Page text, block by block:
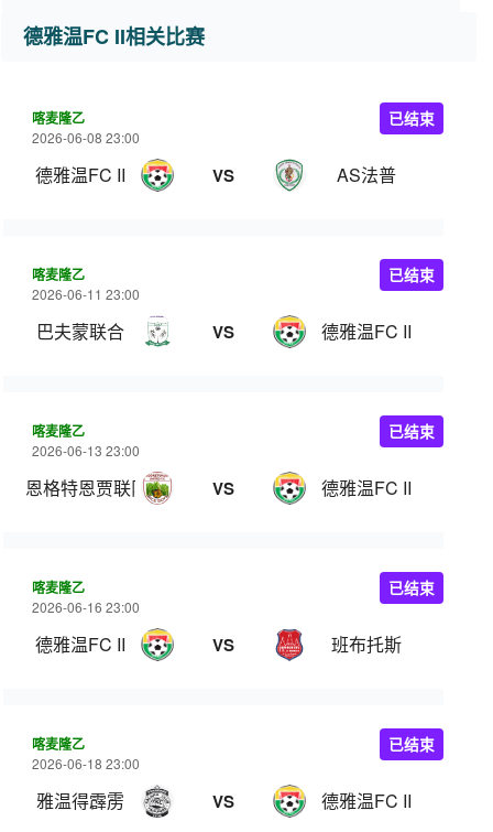
德雅温FC II相关比赛
喀麦隆乙
2026-06-08 23:00
德雅温FC II VS AS法普
已结束
喀麦隆乙
2026-06-11 23:00
巴夫蒙联合 VS 德雅温FC II
已结束
喀麦隆乙
2026-06-13 23:00
恩格特恩贾联队 VS 德雅温FC II
已结束
喀麦隆乙
2026-06-16 23:00
德雅温FC II VS 班布托斯
已结束
喀麦隆乙
2026-06-18 23:00
雅温得霹雳 VS 德雅温FC II
已结束